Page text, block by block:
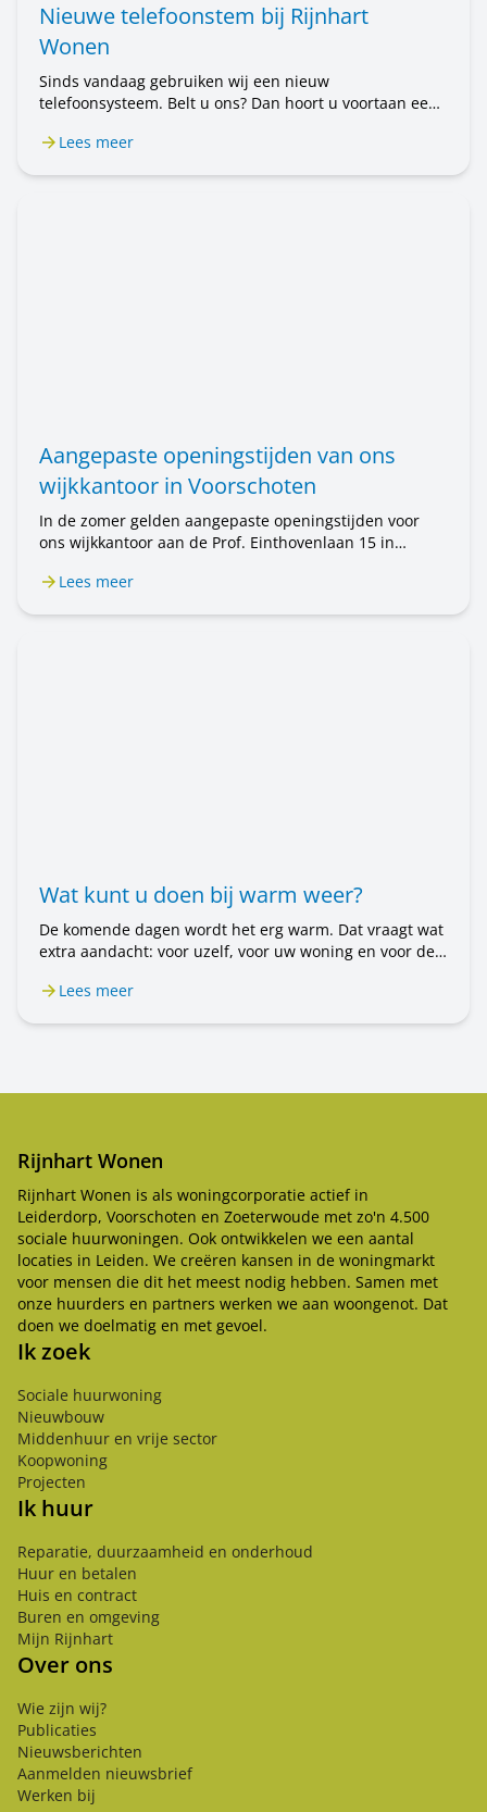
Nieuwe telefoonstem bij Rijnhart
Wonen
Sinds vandaag gebruiken wij een nieuw
telefoonsysteem. Belt u ons? Dan hoort u voortaan een
nog steeds met Rijnhart Wonen. Alleen de stem is
Lees meer
Aangepaste openingstijden van ons
wijkkantoor in Voorschoten
In de zomer gelden aangepaste openingstijden voor
ons wijkkantoor aan de Prof. Einthovenlaan 15 in
wijkkantoor alleen op afspraak geopend. Wilt u een
Lees meer
Wat kunt u doen bij warm weer?
De komende dagen wordt het erg warm. Dat vraagt wat
extra aandacht: voor uzelf, voor uw woning en voor de
doen.Lees meer
Rijnhart Wonen
Rijnhart Wonen is als woningcorporatie actief in
Leiderdorp, Voorschoten en Zoeterwoude met zo'n 4.500
sociale huurwoningen. Ook ontwikkelen we een aantal
locaties in Leiden. We creëren kansen in de woningmarkt
voor mensen die dit het meest nodig hebben. Samen met
onze huurders en partners werken we aan woongenot. Dat
doen we doelmatig en met gevoel.
Ik zoek
Sociale huurwoning
Nieuwbouw
Middenhuur en vrije sector
Koopwoning
Projecten
Ik huur
Reparatie, duurzaamheid en onderhoud
Huur en betalen
Huis en contract
Buren en omgeving
Mijn Rijnhart
Over ons
Wie zijn wij?
Publicaties
Nieuwsberichten
Aanmelden nieuwsbrief
Werken bij